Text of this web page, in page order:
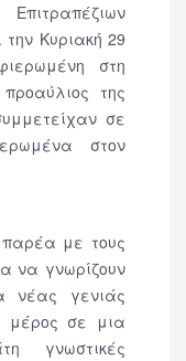
Κυριακή 29
στη
της
σε
στον
με τους
να γνωρίζουν
νέας γενιάς
σε μια
γνωστικές